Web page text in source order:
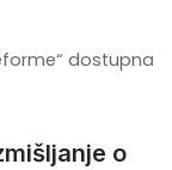
dostupna
o